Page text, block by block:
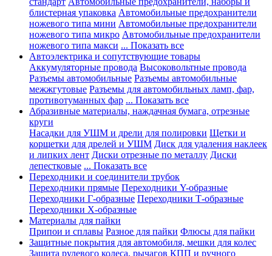
блистерная упаковка Автомобильные предохранители
ножевого типа мини Автомобильные предохранители
ножевого типа микро Автомобильные предохранители
ножевого типа макси ... Показать все
Автоэлектрика и сопутствующие товары
Аккумуляторные провода Высоковольтные провода
Разъемы автомобильные Разъемы автомобильные
межжгутовые Разъемы для автомобильных ламп, фар,
противотуманных фар ... Показать все
Абразивные материалы, наждачная бумага, отрезные
круги
Насадки для УШМ и дрели для полировки Щетки и
корщетки для дрелей и УШМ Диск для удаления наклеек
и липких лент Диски отрезные по металлу Диски
лепестковые ... Показать все
Переходники и соединители трубок
Переходники прямые Переходники Y-образные
Переходники Г-образные Переходники Т-образные
Переходники Х-образные
Материалы для пайки
Припои и сплавы Разное для пайки Флюсы для пайки
Защитные покрытия для автомобиля, мешки для колес
Защита рулевого колеса, рычагов КПП и ручного